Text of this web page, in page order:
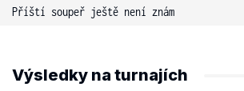
Příští soupeř ještě není znám
Výsledky na turnajích